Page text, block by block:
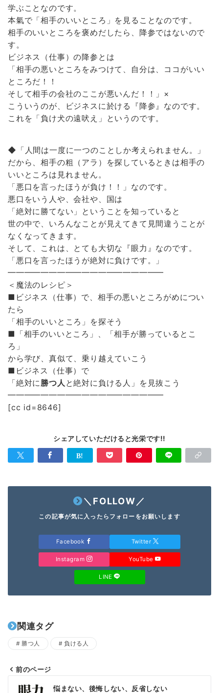
学ぶことなのです。
本氣で「相手のいいところ」を見ることなのです。
相手のいいところを褒めだしたら、降参ではないので
す。
ビジネス（仕事）の降参とは
「相手の悪いところをみつけて、自分は、ココがいい
ところだ！！
そして相手の会社のここが悪いんだ！！」×
こういうのが、ビジネスに於ける『降参』なのです。
これを「負け犬の遠吠え」というのです。
◆「人間は一度に一つのことしか考えられません。」
だから、相手の粗（アラ）を探しているときは相手の
いいところは見れません。
「悪口を言ったほうが負け！！」なのです。
悪口をいう人や、会社や、国は
「絶対に勝てない」ということを知っていると
世の中で、いろんなことが見えてきて見間違うことが
なくなってきます。
そして、これは、とても大切な『眼力』なのです。
「悪口を言ったほうが絶対に負けです。」
━━━━━━━━━━━━━━━━━━━
＜魔法のレシピ＞
■ビジネス（仕事）で、相手の悪いところがめについ
たら
「相手のいいところ」を探そう
■「相手のいいところ」、「相手が勝っているとこ
ろ」
から学び、真似て、乗り越えていこう
■ビジネス（仕事）で
「絶対に 勝つ人 と絶対に負ける人」を見抜こう
━━━━━━━━━━━━━━━━━━━
[cc id=8646]
シェアしていただけると光栄です!!
＼FOLLOW／
この記事が気に入ったらフォローをお願いします
Facebook Twitter
Instagram YouTube
LINE
関連タグ
勝つ人 負ける人
前のページ
悩まない、後悔しない、反省しない